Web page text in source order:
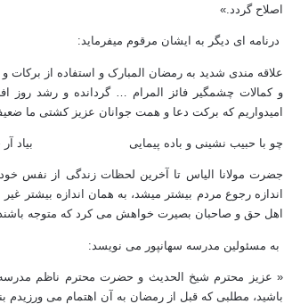
اصلاح گردد.»
درنامه ای دیگر به ایشان مرقوم میفرماید:
علاقه مندی شدید به رمضان المبارک و استفاده از برکات
و کمالات چشمگیر فائز المرام … گردانده و رشد روز
امیدواریم که برکت دعا و همت جوانان عزیز کشتی ما
چو با حبیب نشینی و باده پیمایی بیاد آر
جضرت مولانا الیاس تا آخرین لحظات زندگی از نفس
اندازه رجوع مردم بیشتر میشد، به همان اندازه
اهل حق و صاحبان بصیرت خواهش می کرد که متوجه
به مسئولین مدرسه سهانپور می نویسد:
« عزیز محترم شیخ الحدیث و حضرت محترم ناظم مدرسه
باشید، مطلبی که قبل از رمضان به آن اهتمام می